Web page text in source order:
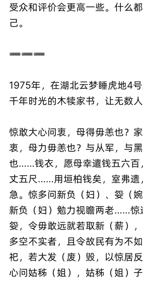
受众和评价会更高一些。什么
己。
➖➖➖
1975年，在湖北云梦睡虎地4
千年时光的木犊家书，让无数人
惊敢大心问衷，母得毋恙也？
衷，母力毋恙也？与从军，与
也……钱衣，愿母幸遣钱五六百
丈五尺……用垣柏钱矣，室弗遗
急。惊多问新负（妇）、妴（
新负（妇）勉力视瞻两老……惊
妴，令毋敢远就若取新（薪）
多空不实者，且令故民有为不
祀，若大发（废）毁，以惊居
心问姑秭（姐），姑秭（姐）